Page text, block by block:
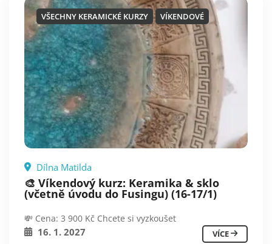
VŠECHNY KERAMICKÉ KURZY VÍKENDOVÉ
Dílna Matilda
🎨 Víkendový kurz: Keramika & sklo
(včetně úvodu do Fusingu) (16-17/1)
💸 Cena: 3 900 Kč Chcete si vyzkoušet
16. 1. 2027 VÍCE